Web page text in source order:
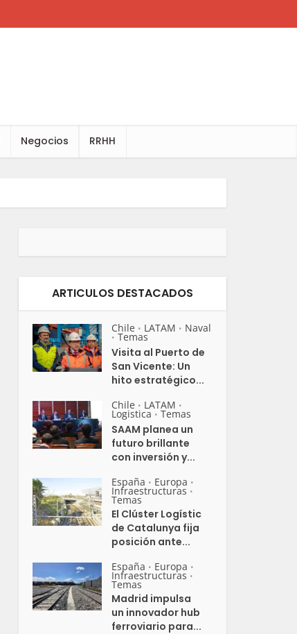
Negocios RRHH
ARTICULOS DESTACADOS
Chile • LATAM • Naval
• Temas
Visita al Puerto de
San Vicente: Un
hito estratégico...
Chile • LATAM •
Logistica • Temas
SAAM planea un
futuro brillante
con inversión y...
España • Europa •
Infraestructuras •
Temas
El Clúster Logístic
de Catalunya fija
posición ante...
España • Europa •
Infraestructuras •
Temas
Madrid impulsa
un innovador hub
ferroviario para...